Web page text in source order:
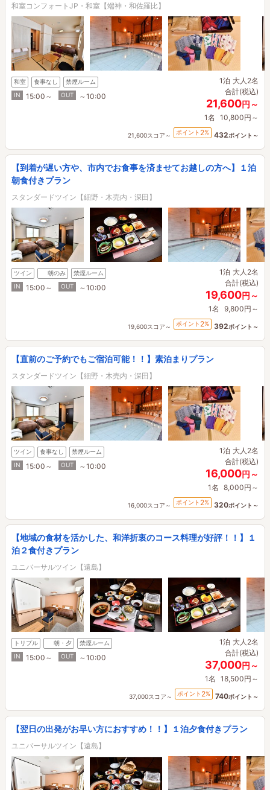
和室コンフォートJP・和室【端神・和佐羅比】
和室 食事なし
禁煙ルーム
IN
15:00～ OUT ～10:00
1泊 大人2名
合計(税込)
21,600円～
1名 10,800円～
21,600スコア～ ポイント 2% 432ポイント～
【到着が遅い方や、市内でお食事を済ませてお越しの方へ】１泊
朝食付きプラン
スタンダードツイン【細野・木売内・深田】
ツイン 朝のみ
禁煙ルーム
IN
15:00～ OUT ～10:00
1泊 大人2名
合計(税込)
19,600円～
1名 9,800円～
19,600スコア～ ポイント 2% 392ポイント～
【直前のご予約でもご宿泊可能！！】素泊まりプラン
スタンダードツイン【細野・木売内・深田】
ツイン 食事なし
禁煙ルーム
IN
15:00～ OUT ～10:00
1泊 大人2名
合計(税込)
16,000円～
1名 8,000円～
16,000スコア～ ポイント 2% 320ポイント～
【地域の食材を活かした、和洋折衷のコース料理が好評！！】１
泊２食付きプラン
ユニバーサルツイン【遠島】
トリプル 朝・夕
禁煙ルーム
IN
15:00～ OUT ～10:00
1泊 大人2名
合計(税込)
37,000円～
1名 18,500円～
37,000スコア～ ポイント 2% 740ポイント～
【翌日の出発がお早い方におすすめ！！】１泊夕食付きプラン
ユニバーサルツイン【遠島】